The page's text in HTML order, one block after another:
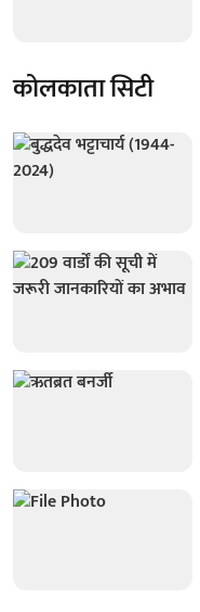
कोलकाता सिटी